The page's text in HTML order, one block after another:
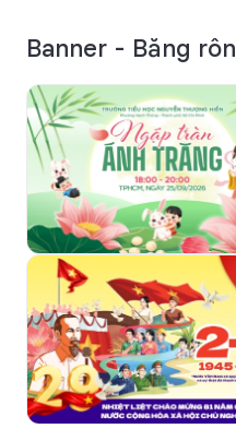
Banner - Băng rôn